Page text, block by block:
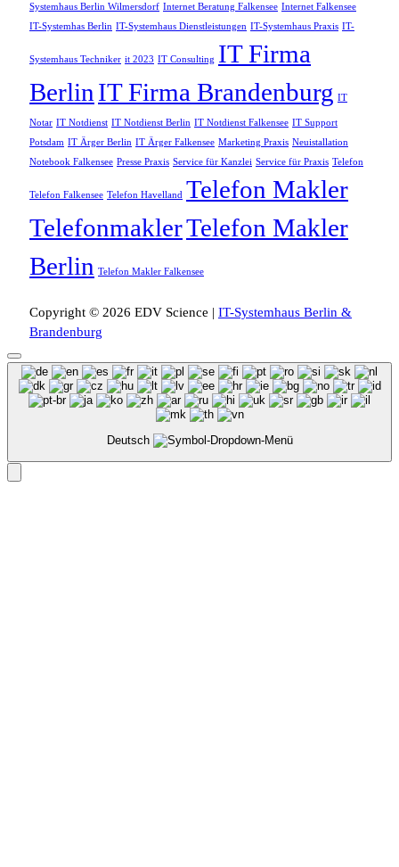
Systemhaus Berlin Wilmersdorf Internet Beratung Falkensee Internet Falkensee
IT-Systemhas Berlin IT-Systemhaus Dienstleistungen IT-Systemhaus Praxis IT-
Systemhaus Techniker it 2023 IT Consulting IT Firma
Berlin IT Firma Brandenburg IT
Notar IT Notdienst IT Notdienst Berlin IT Notdienst Falkensee IT Support
Potsdam IT Ärger Berlin IT Ärger Falkensee Marketing Praxis Neuistallation
Notebook Falkensee Presse Praxis Service für Kanzlei Service für Praxis Telefon
Telefon Falkensee Telefon Havelland Telefon Makler
TelefonmaklerTelefon Makler
Berlin Telefon Makler Falkensee
Copyright © 2026 EDV Science | IT-Systemhaus Berlin &
Brandenburg
Deutsch